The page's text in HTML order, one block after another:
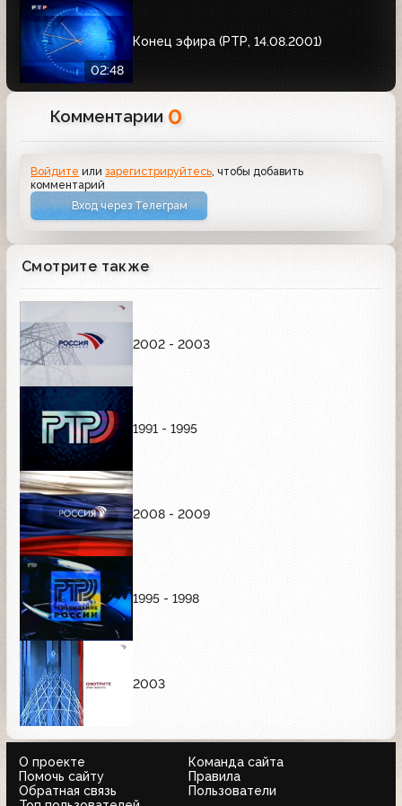
02:48
Конец эфира (РТР, 14.08.2001)
Комментарии 0
Войдите илизарегистрируйтесь , чтобы добавить
комментарий
Вход через Телеграм
Смотрите также
2002 - 2003
1991 - 1995
2008 - 2009
1995 - 1998
2003
О проекте
Команда сайта
Помочь сайту
Правила
Обратная связь
Пользователи